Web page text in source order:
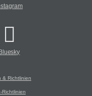
Bluesky
& Richtlinien
Richtlinien